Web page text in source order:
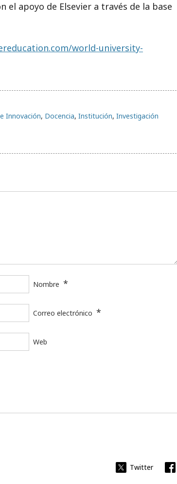
el apoyo de Elsevier a través de la base
world-university-
Innovación, Docencia, Institución, Investigación
Nombre *
Correo electrónico *
Web
Twitter